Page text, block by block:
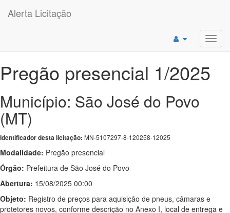
Alerta Licitação
Pregão presencial 1/2025
Município: São José do Povo
(MT)
Identificador desta licitação: MN-5107297-8-120258-12025
Modalidade: Pregão presencial
Órgão: Prefeitura de São José do Povo
Abertura: 15/08/2025 00:00
Objeto: Registro de preços para aquisição de pneus, câmaras e
protetores novos, conforme descrição no Anexo I, local de entrega e